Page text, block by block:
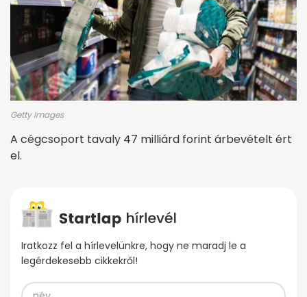
Getty Images
A cégcsoport tavaly 47 milliárd forint árbevételt ért
el.
Iratkozz fel a hírlevelünkre, hogy ne maradj le a
legérdekesebb cikkekről!